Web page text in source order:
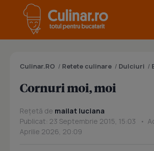
Culinar.RO / Retete culinare / Dulciuri /
Cornuri moi, moi
Rețetă de mailat luciana
Publicat: 23 Septembrie 2015, 15:03 •
Aprilie 2026, 20:09